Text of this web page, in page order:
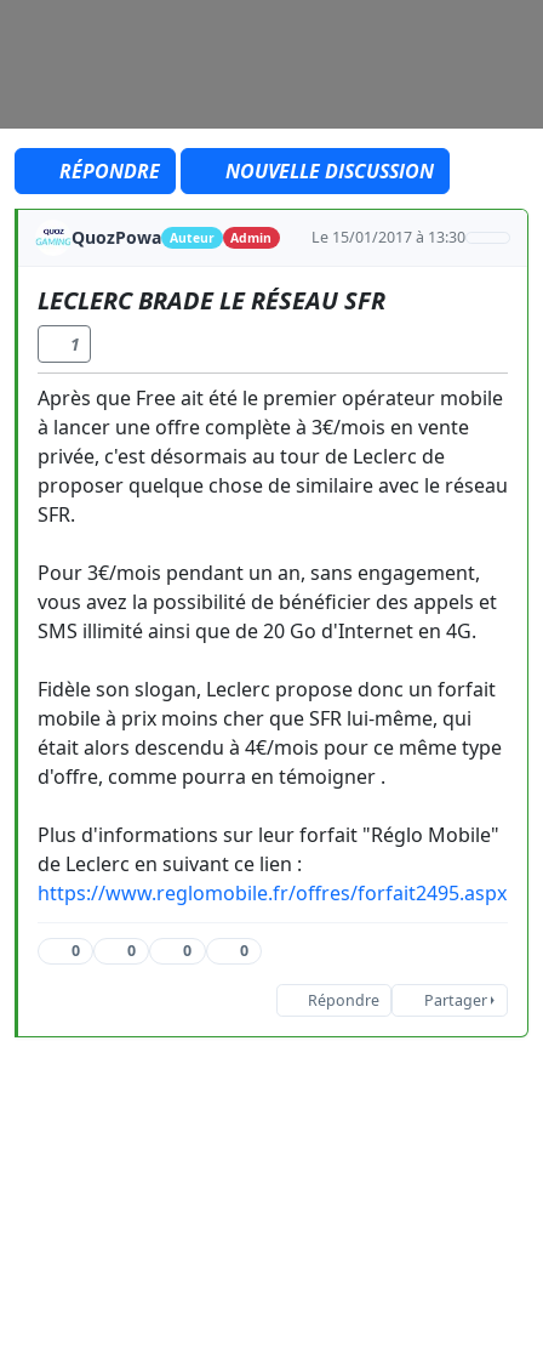
RÉPONDRE NOUVELLE DISCUSSION
QuozPowa Auteur Admin Le 15/01/2017 à 13:30
LECLERC BRADE LE RÉSEAU SFR
1
Après que Free ait été le premier opérateur mobile
à lancer une offre complète à 3€/mois en vente
privée, c'est désormais au tour de Leclerc de
proposer quelque chose de similaire avec le réseau
SFR.
Pour 3€/mois pendant un an, sans engagement,
vous avez la possibilité de bénéficier des appels et
SMS illimité ainsi que de 20 Go d'Internet en 4G.
Fidèle son slogan, Leclerc propose donc un forfait
mobile à prix moins cher que SFR lui-même, qui
était alors descendu à 4€/mois pour ce même type
d'offre, comme pourra en témoigner .
Plus d'informations sur leur forfait "Réglo Mobile"
de Leclerc en suivant ce lien :
https://www.reglomobile.fr/offres/forfait2495.aspx
0 0 0 0
Répondre Partager